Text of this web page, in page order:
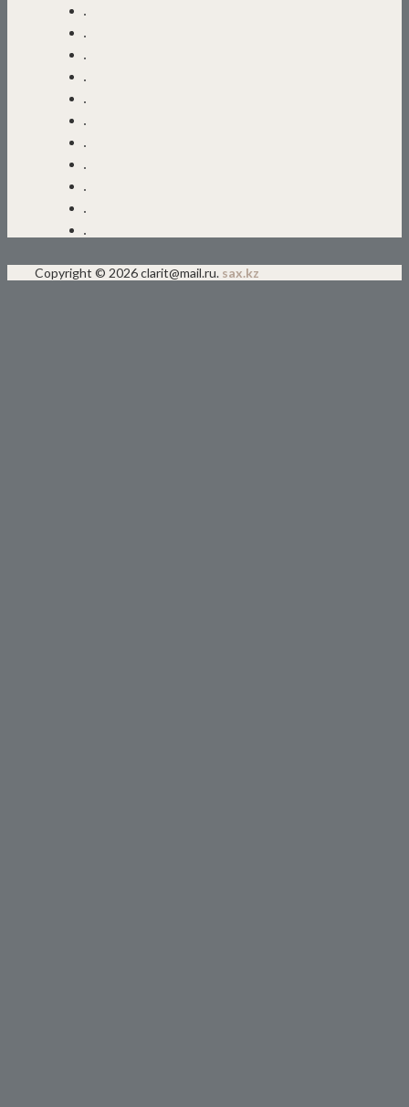
Copyright © 2026 clarit@mail.ru. sax.kz